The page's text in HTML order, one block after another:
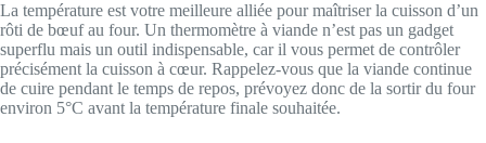
La température est votre meilleure alliée pour maîtriser la cuisson d’un
rôti de bœuf au four. Un thermomètre à viande n’est pas un gadget
superflu mais un outil indispensable, car il vous permet de contrôler
précisément la cuisson à cœur. Rappelez-vous que la viande continue
de cuire pendant le temps de repos, prévoyez donc de la sortir du four
environ 5°C avant la température finale souhaitée.